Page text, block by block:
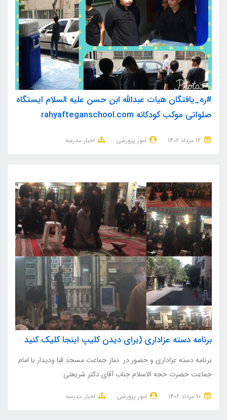
#ره_یافتگان هیات عبدالله ابن حسن علیه السلام ایستگاه
صلواتی موکب کودکانه rahyafteganschool.com
امور پرورشی اخبار مدرسه
برنامه دسته عزاداری (برای دیدن کلیپ اینجا کلیک کنید
برنامه دسته عزاداری و حضور در نماز جماعت مسجد قبا ودیدار با امام
جماعت حضرت حجه الاسلام جناب آقای دکتر شریعتی
امور پرورشی اخبار مدرسه